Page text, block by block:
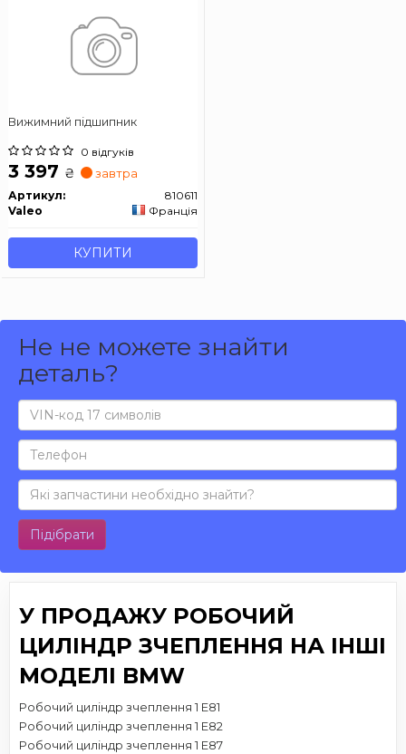
Вижимний підшипник
0 відгуків
3 397 ₴ завтра
Артикул:
810611
Valeo
Франція
КУПИТИ
Не не можете знайти
деталь?
Підібрати
У ПРОДАЖУ РОБОЧИЙ
ЦИЛІНДР ЗЧЕПЛЕННЯ НА ІНШІ
МОДЕЛІ BMW
Робочий циліндр зчеплення 1 E81
Робочий циліндр зчеплення 1 E82
Робочий циліндр зчеплення 1 E87